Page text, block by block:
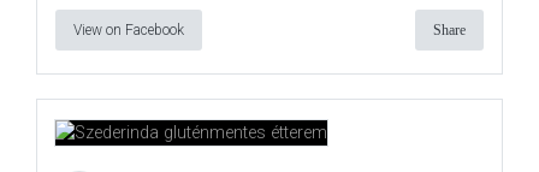
View on Facebook Share